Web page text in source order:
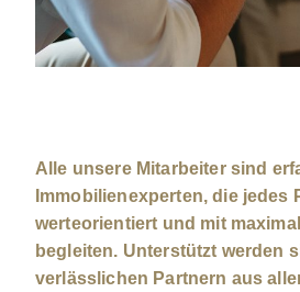
Alle unsere Mitarbeiter sind
Immobilienexperten, die jedes
werteorientiert und mit
begleiten. Unterstützt werden
verlässlichen Partnern aus